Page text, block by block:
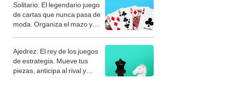
Solitario: El legendario juego
de cartas que nunca pasa de
moda. Organiza el mazo y
Ajedrez: El rey de los juegos
de estrategia. Mueve tus
piezas, anticipa al rival y